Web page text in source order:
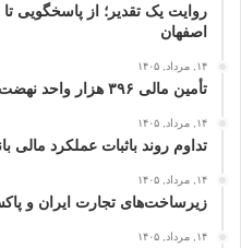
روایت یک تقدیر؛ از پاسخگویی
اصفهان
۱۴, مرداد, ۱۴۰۵
تأمین مالی ۳۹۶ هزار واحد نهضت ملی توسط بانک مسکن
۱۴, مرداد, ۱۴۰۵
تداوم روند باثبات عملکرد مالی
۱۴, مرداد, ۱۴۰۵
زیرساخت‌های تجارت ایران و
۱۴, مرداد, ۱۴۰۵